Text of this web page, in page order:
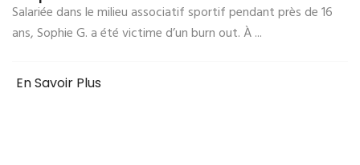
Salariée dans le milieu associatif sportif pendant près de 16
ans, Sophie G. a été victime d’un burn out. À ...
En Savoir Plus